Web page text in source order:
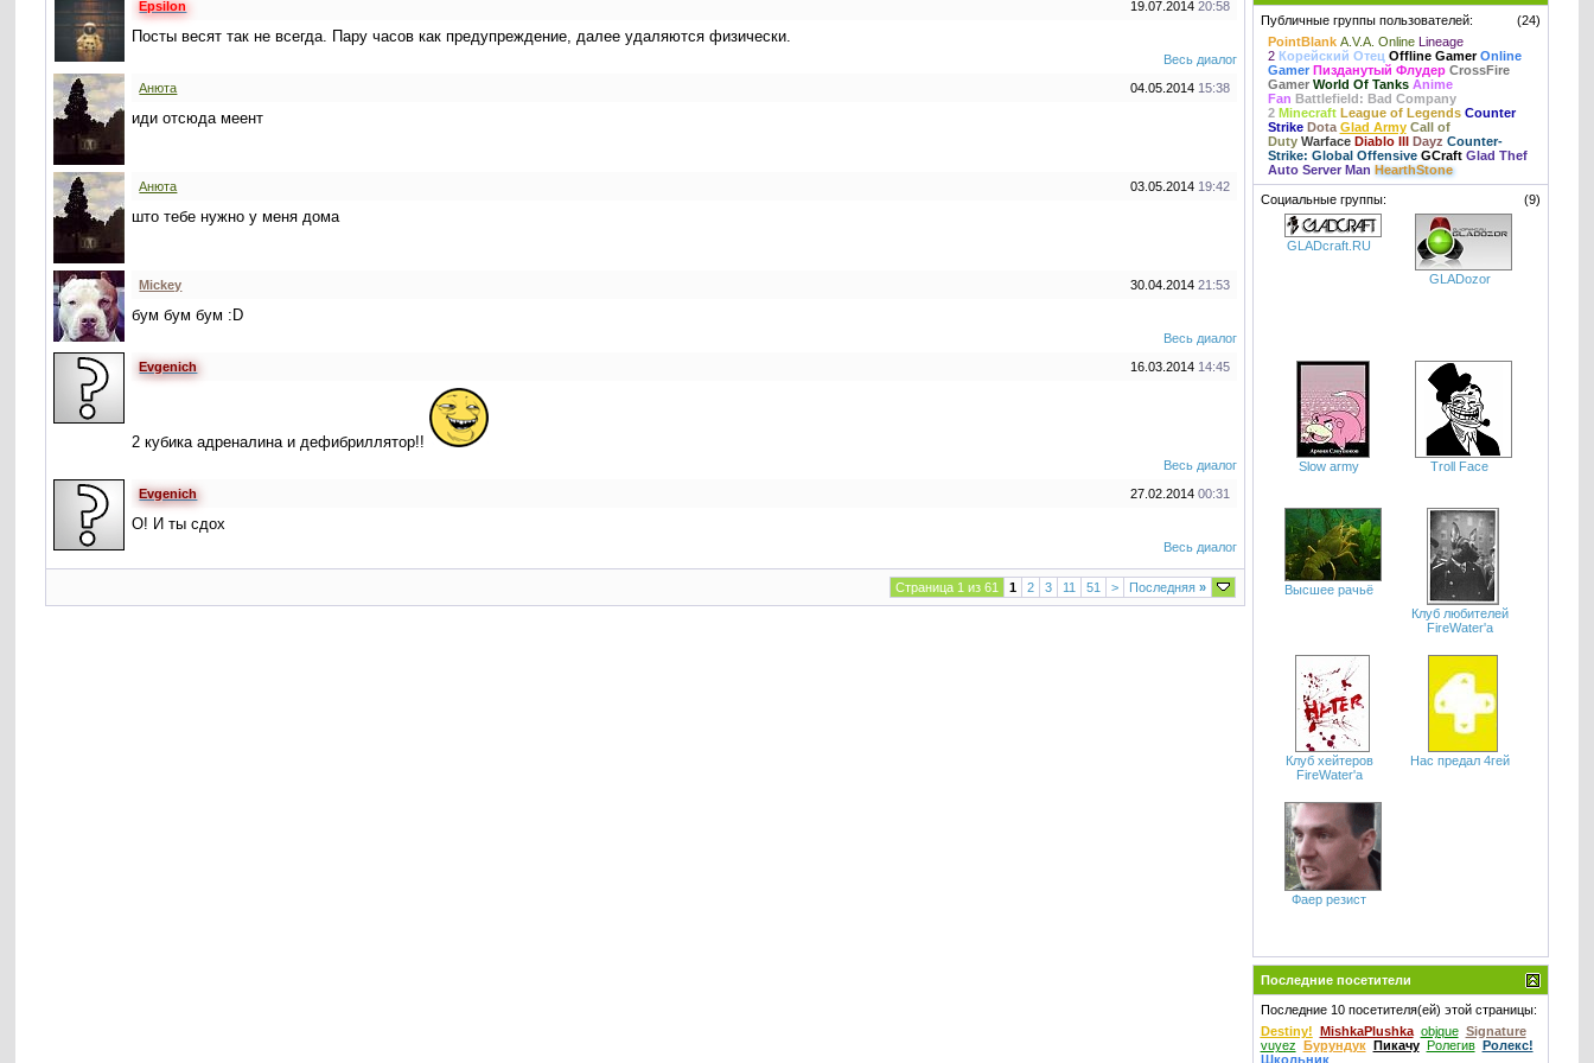
19.07.2014 20:58
Epsilon
Посты весят так не всегда. Пару часов как предупреждение, далее удаляются физически.
Весь диалог
04.05.2014 15:38
Анюта
иди отсюда меент
03.05.2014 19:42
Анюта
што тебе нужно у меня дома
30.04.2014 21:53
Mickey
бум бум бум :D
Весь диалог
16.03.2014 14:45
Evgenich
2 кубика адреналина и дефибриллятор!!
Весь диалог
27.02.2014 00:31
Evgenich
О! И ты сдох
Весь диалог
Страница 1 из 61 1 2 3 11 51 > Последняя»
(24)
Публичные группы пользователей:
PointBlank A.V.A. Online Lineage
2 Корейский Отец Offline Gamer Online
Gamer Пизданутый Флудер CrossFire
Gamer World Of Tanks Anime
Fan Battlefield: Bad Company
2 Minecraft League of Legends Counter
Strike Dota Glad Army Call of
Duty Warface Diablo III Dayz Counter-
Strike: Global Offensive GCraft Glad Thef
Auto Server Man HearthStone
(9)
Социальные группы:
GLADcraft.RU
GLADozor
Slow army Troll Face
Высшее рачьё
Клуб любителей
FireWater'a
Клуб хейтеров
FireWater'a
Нас предал 4гей
Фаер резист
Последние посетители
Последние 10 посетителя(ей) этой страницы:
Destiny! MishkaPlushka objque Signature
vuyez Бурундук Пикачу Ролегив Ролекс!
Школьник